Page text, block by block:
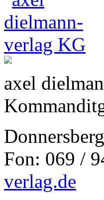
axel
Fon: 069 /
verlag.de